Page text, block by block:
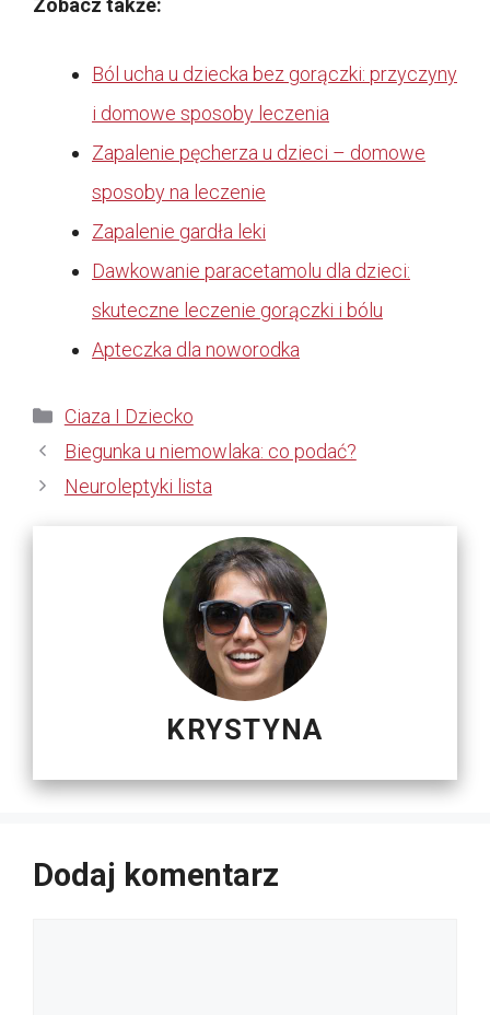
Ból ucha u dziecka bez gorączki: przyczyny
i domowe sposoby leczenia
Zapalenie pęcherza u dzieci – domowe
sposoby na leczenie
Zapalenie gardła leki
Dawkowanie paracetamolu dla dzieci:
skuteczne leczenie gorączki i bólu
Apteczka dla noworodka
Kategorie
Ciaza I Dziecko
Biegunka u niemowlaka: co podać?
Neuroleptyki lista
KRYSTYNA
Dodaj komentarz